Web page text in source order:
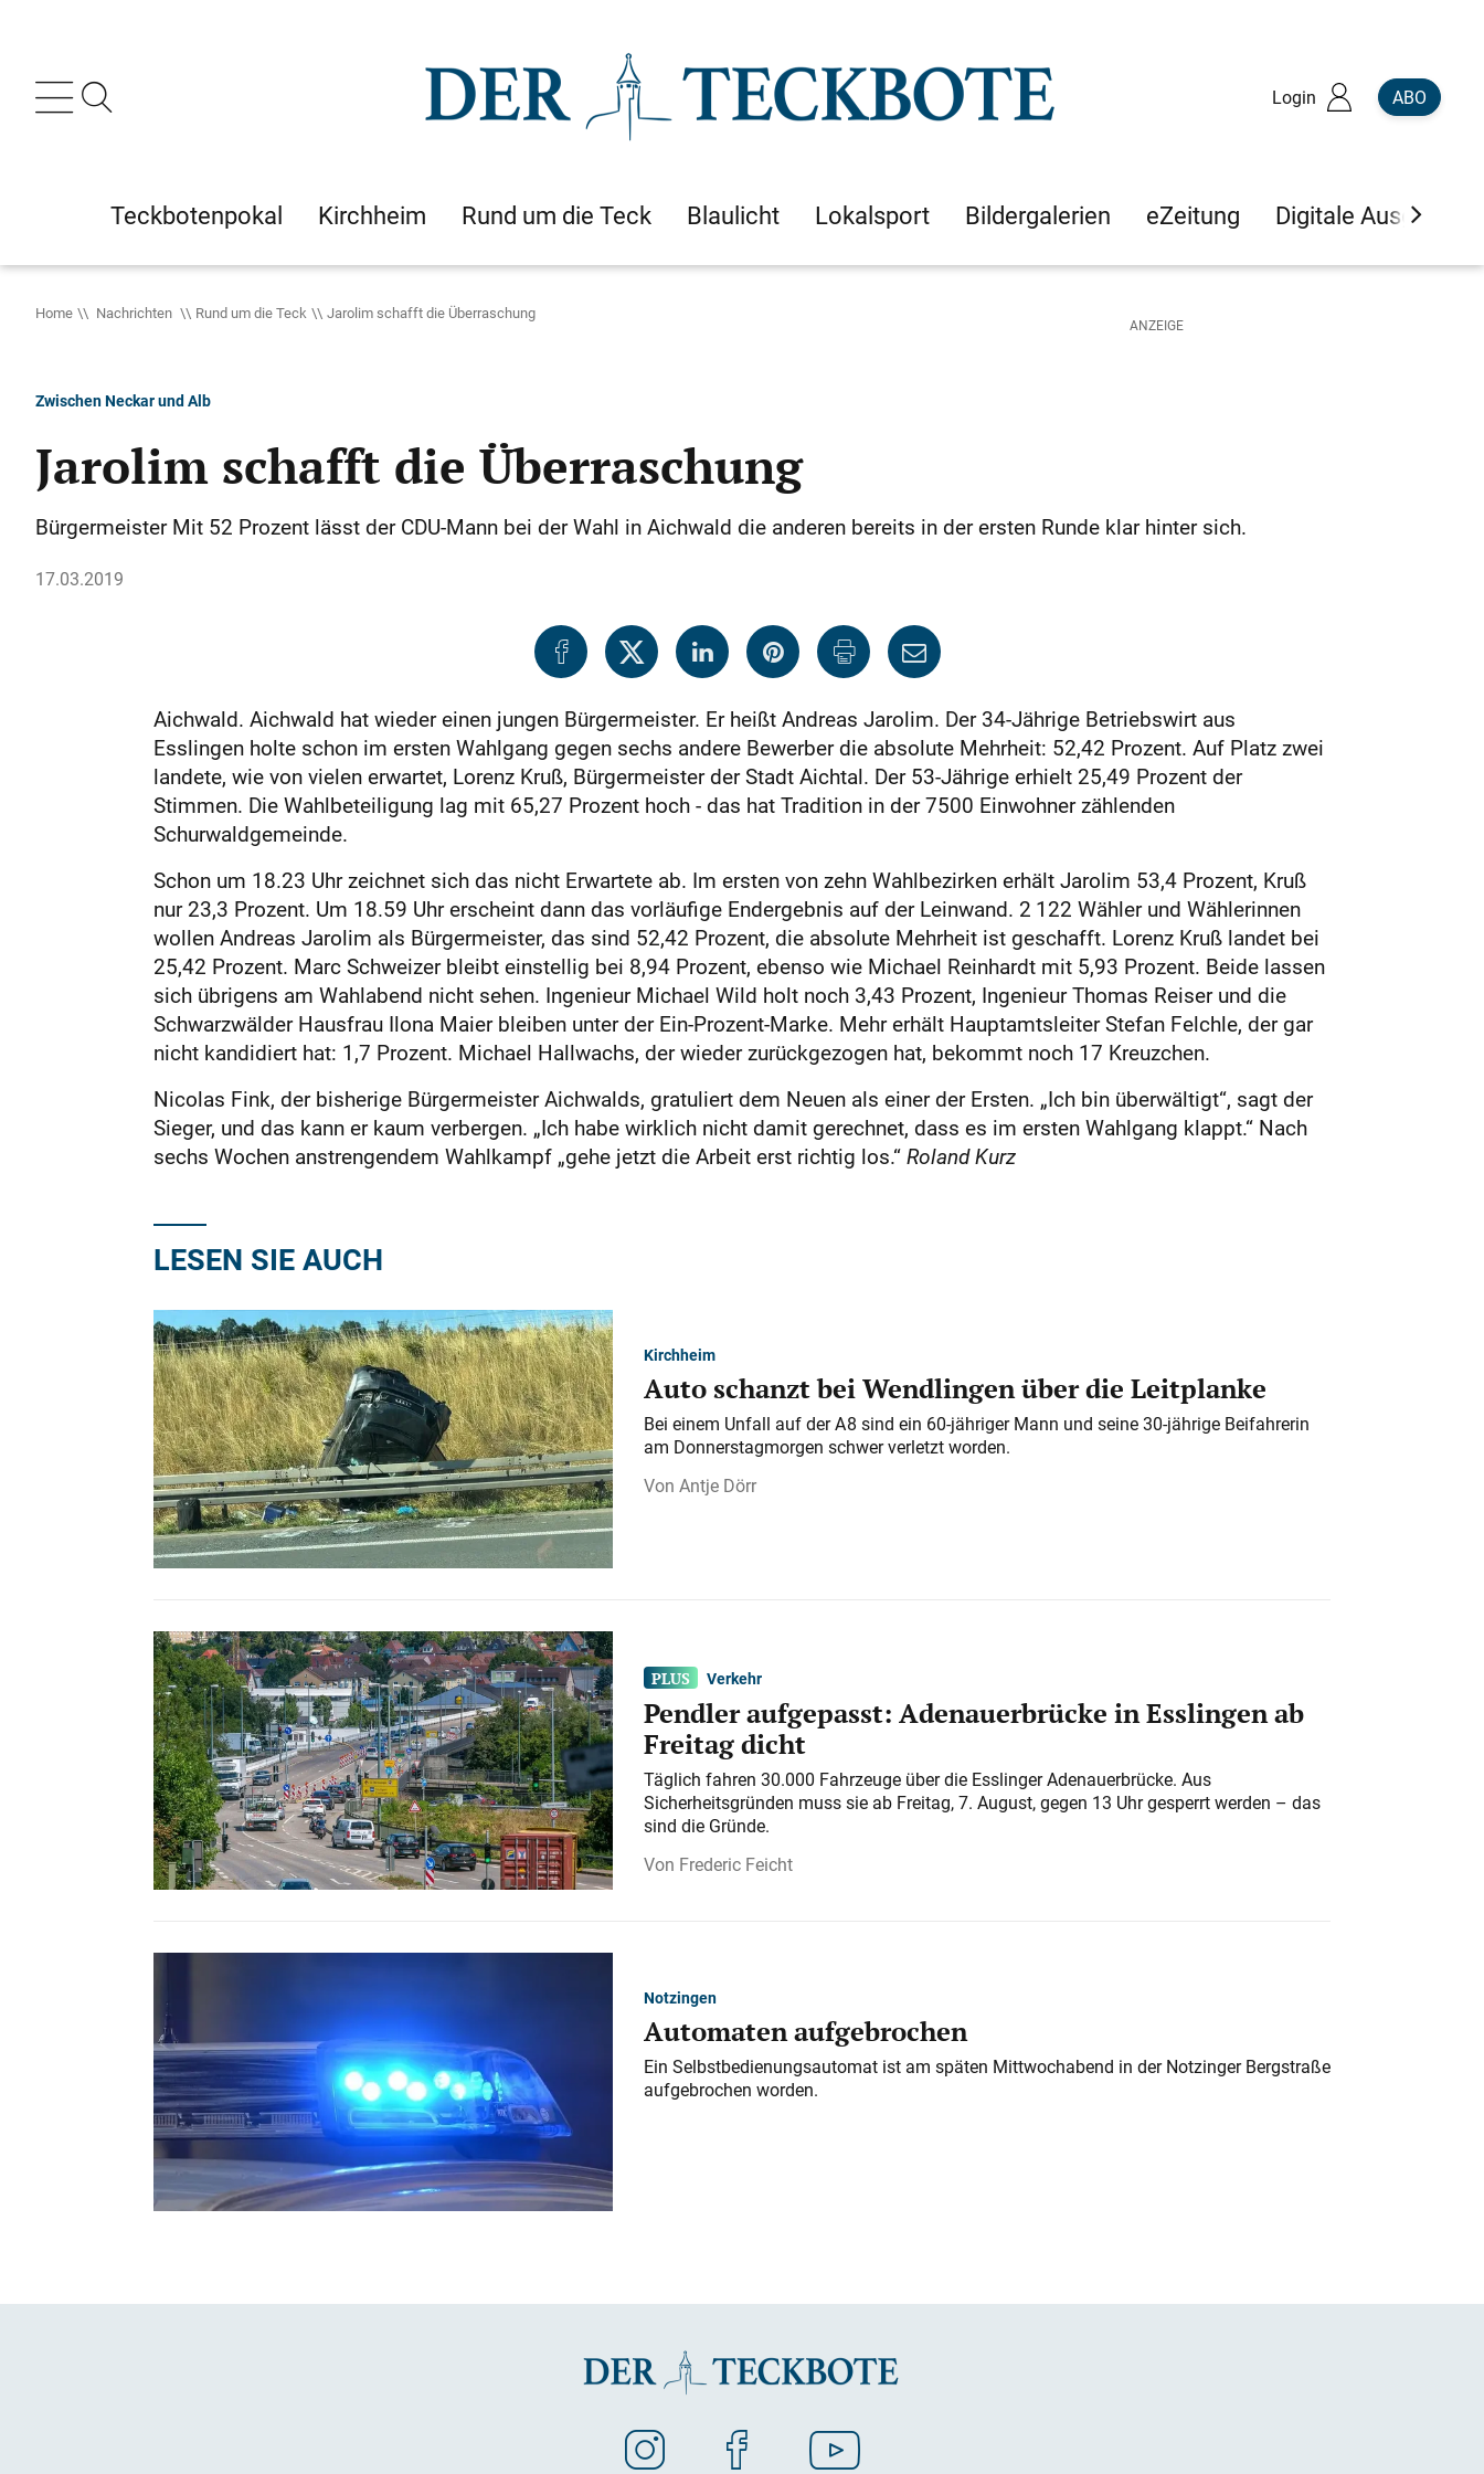
Login ABO
Teckbotenpokal Kirchheim Rund um die Teck Blaulicht Lokalsport Bildergalerien eZeitung Digitale Ausgaben
Home Nachrichten Rund um die Teck Jarolim schafft die Überraschung
Zwischen Neckar und Alb
Jarolim schafft die Überraschung
Bürgermeister Mit 52 Prozent lässt der CDU-Mann bei der Wahl in Aichwald die anderen bereits in der ersten Runde klar hinter sich.
17.03.2019
Aichwald. Aichwald hat wieder einen jungen Bürgermeister. Er heißt Andreas Jarolim. Der 34-Jährige Betriebswirt aus
Esslingen holte schon im ersten Wahlgang gegen sechs andere Bewerber die absolute Mehrheit: 52,42 Prozent. Auf Platz zwei
landete, wie von vielen erwartet, Lorenz Kruß, Bürgermeister der Stadt Aichtal. Der 53-Jährige erhielt 25,49 Prozent der
Stimmen. Die Wahlbeteiligung lag mit 65,27 Prozent hoch - das hat Tradition in der 7500 Einwohner zählenden
Schurwaldgemeinde.
Schon um 18.23 Uhr zeichnet sich das nicht Erwartete ab. Im ersten von zehn Wahlbezirken erhält Jarolim 53,4 Prozent, Kruß
nur 23,3 Prozent. Um 18.59 Uhr erscheint dann das vorläufige Endergebnis auf der Leinwand. 2 122 Wähler und Wählerinnen
wollen Andreas Jarolim als Bürgermeister, das sind 52,42 Prozent, die absolute Mehrheit ist geschafft. Lorenz Kruß landet bei
25,42 Prozent. Marc Schweizer bleibt einstellig bei 8,94 Prozent, ebenso wie Michael Reinhardt mit 5,93 Prozent. Beide lassen
sich übrigens am Wahlabend nicht sehen. Ingenieur Michael Wild holt noch 3,43 Prozent, Ingenieur Thomas Reiser und die
Schwarzwälder Hausfrau Ilona Maier bleiben unter der Ein-Prozent-Marke. Mehr erhält Hauptamtsleiter Stefan Felchle, der gar
nicht kandidiert hat: 1,7 Prozent. Michael Hallwachs, der wieder zurückgezogen hat, bekommt noch 17 Kreuzchen.
Nicolas Fink, der bisherige Bürgermeister Aichwalds, gratuliert dem Neuen als einer der Ersten. „Ich bin überwältigt“, sagt der
Sieger, und das kann er kaum verbergen. „Ich habe wirklich nicht damit gerechnet, dass es im ersten Wahlgang klappt.“ Nach
sechs Wochen anstrengendem Wahlkampf „gehe jetzt die Arbeit erst richtig los.“Roland Kurz
LESEN SIE AUCH
Kirchheim
Auto schanzt bei Wendlingen über die Leitplanke
Bei einem Unfall auf der A 8 sind ein 60-jähriger Mann und seine 30-jährige Beifahrerin
am Donnerstagmorgen schwer verletzt worden.
Antje Dörr
Verkehr
Pendler aufgepasst: Adenauerbrücke in Esslingen ab
Freitag dicht
Täglich fahren 30.000 Fahrzeuge über die Esslinger Adenauerbrücke. Aus
Sicherheitsgründen muss sie ab Freitag, 7. August, gegen 13 Uhr gesperrt werden – das
sind die Gründe.
Frederic Feicht
Notzingen
Automaten aufgebrochen
Ein Selbstbedienungsautomat ist am späten Mittwochabend in der Notzinger Bergstraße
aufgebrochen worden.